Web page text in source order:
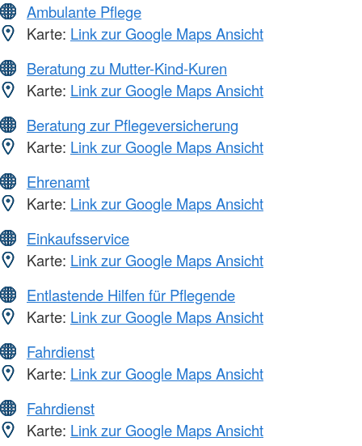
Ambulante Pflege
Karte: Link zur Google Maps Ansicht
Beratung zu Mutter-Kind-Kuren
Karte: Link zur Google Maps Ansicht
Beratung zur Pflegeversicherung
Karte: Link zur Google Maps Ansicht
Ehrenamt
Karte: Link zur Google Maps Ansicht
Einkaufsservice
Karte: Link zur Google Maps Ansicht
Entlastende Hilfen für Pflegende
Karte: Link zur Google Maps Ansicht
Fahrdienst
Karte: Link zur Google Maps Ansicht
Fahrdienst
Karte: Link zur Google Maps Ansicht